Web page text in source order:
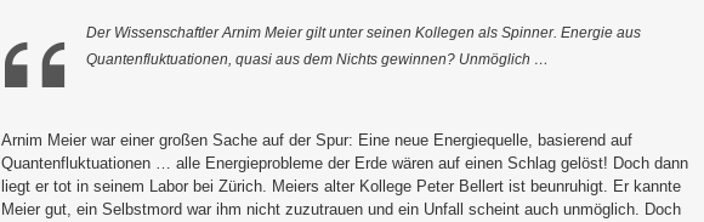
Der Wissenschaftler Arnim Meier gilt unter seinen Kollegen als Spinner. Energie aus
Quantenfluktuationen, quasi aus dem Nichts gewinnen? Unmöglich …
Arnim Meier war einer großen Sache auf der Spur: Eine neue Energiequelle, basierend auf
Quantenfluktuationen … alle Energieprobleme der Erde wären auf einen Schlag gelöst! Doch dann
liegt er tot in seinem Labor bei Zürich. Meiers alter Kollege Peter Bellert ist beunruhigt. Er kannte
Meier gut, ein Selbstmord war ihm nicht zuzutrauen und ein Unfall scheint auch unmöglich. Doch